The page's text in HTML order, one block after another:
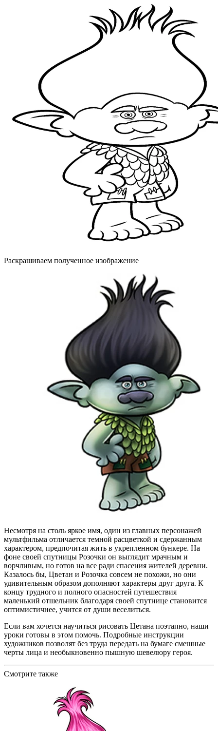
Раскрашиваем полученное изображение
Несмотря на столь яркое имя, один из главных персонажей
мультфильма отличается темной расцветкой и сдержанным
характером, предпочитая жить в укрепленном бункере. На
фоне своей спутницы Розочки он выглядит мрачным и
ворчливым, но готов на все ради спасения жителей деревни.
Казалось бы, Цветан и Розочка совсем не похожи, но они
удивительным образом дополняют характеры друг друга. К
концу трудного и полного опасностей путешествия
маленький отшельник благодаря своей спутнице становится
оптимистичнее, учится от души веселиться.
Если вам хочется научиться рисовать Цетана поэтапно, наши
уроки готовы в этом помочь. Подробные инструкции
художников позволят без труда передать на бумаге смешные
черты лица и необыкновенно пышную шевелюру героя.
Смотрите также